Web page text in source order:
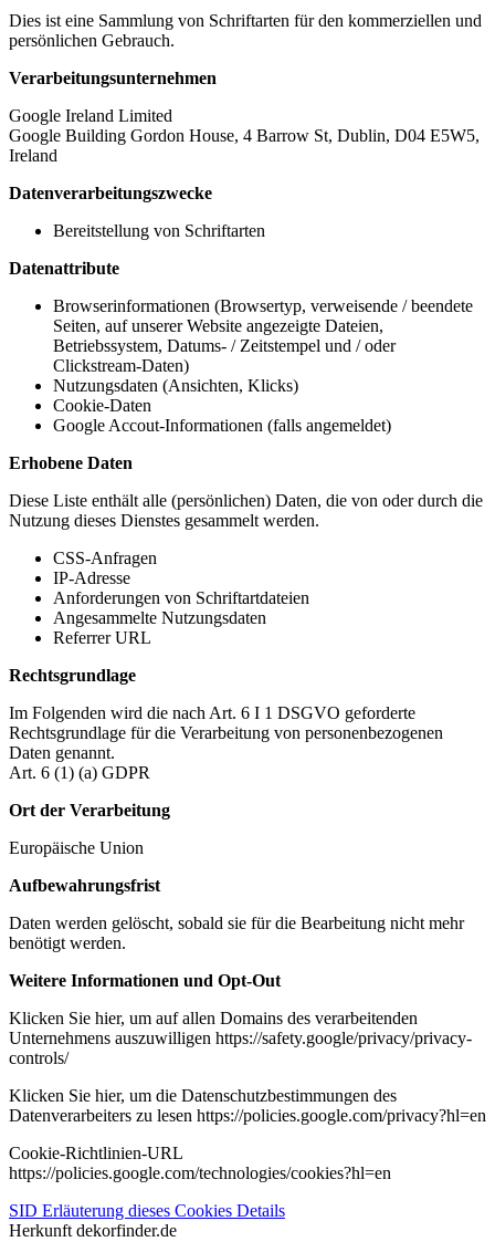
Dies ist eine Sammlung von Schriftarten für den kommerziellen und
persönlichen Gebrauch.
Verarbeitungsunternehmen
Google Ireland Limited
Google Building Gordon House, 4 Barrow St, Dublin, D04 E5W5,
Ireland
Datenverarbeitungszwecke
Bereitstellung von Schriftarten
Datenattribute
Browserinformationen (Browsertyp, verweisende / beendete
Seiten, auf unserer Website angezeigte Dateien,
Betriebssystem, Datums- / Zeitstempel und / oder
Clickstream-Daten)
Nutzungsdaten (Ansichten, Klicks)
Cookie-Daten
Google Accout-Informationen (falls angemeldet)
Erhobene Daten
Diese Liste enthält alle (persönlichen) Daten, die von oder durch die
Nutzung dieses Dienstes gesammelt werden.
CSS-Anfragen
IP-Adresse
Anforderungen von Schriftartdateien
Angesammelte Nutzungsdaten
Referrer URL
Rechtsgrundlage
Im Folgenden wird die nach Art. 6 I 1 DSGVO geforderte
Rechtsgrundlage für die Verarbeitung von personenbezogenen
Daten genannt.
Art. 6 (1) (a) GDPR
Ort der Verarbeitung
Europäische Union
Aufbewahrungsfrist
Daten werden gelöscht, sobald sie für die Bearbeitung nicht mehr
benötigt werden.
Weitere Informationen und Opt-Out
Klicken Sie hier, um auf allen Domains des verarbeitenden
Unternehmens auszuwilligen https://safety.google/privacy/privacy-
controls/
Klicken Sie hier, um die Datenschutzbestimmungen des
Datenverarbeiters zu lesen https://policies.google.com/privacy?hl=en
Cookie-Richtlinien-URL
https://policies.google.com/technologies/cookies?hl=en
SID Erläuterung dieses Cookies Details
Herkunft dekorfinder.de